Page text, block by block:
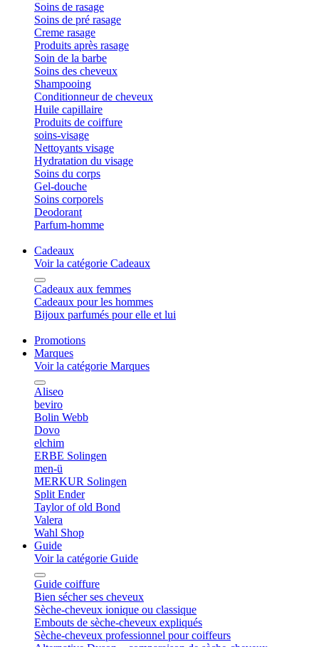
Soins de rasage
Soins de pré rasage
Creme rasage
Produits après rasage
Soin de la barbe
Soins des cheveux
Shampooing
Conditionneur de cheveux
Huile capillaire
Produits de coiffure
soins-visage
Nettoyants visage
Hydratation du visage
Soins du corps
Gel-douche
Soins corporels
Deodorant
Parfum-homme
Cadeaux
Voir la catégorie Cadeaux
Cadeaux aux femmes
Cadeaux pour les hommes
Bijoux parfumés pour elle et lui
Promotions
Marques
Voir la catégorie Marques
Aliseo
beviro
Bolin Webb
Dovo
elchim
ERBE Solingen
men-ü
MERKUR Solingen
Split Ender
Taylor of old Bond
Valera
Wahl Shop
Guide
Voir la catégorie Guide
Guide coiffure
Bien sécher ses cheveux
Sèche-cheveux ionique ou classique
Embouts de sèche-cheveux expliqués
Sèche-cheveux professionnel pour coiffeurs